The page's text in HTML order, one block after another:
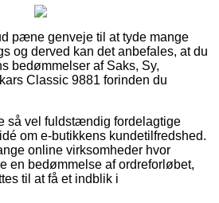
pæne genveje til at tyde mange
og derved kan det anbefales, at du
bedømmelser af Saks, Sy,
Classic 9881 forinden du
så vel fuldstændig fordelagtige
om e-butikkens kundetilfredshed.
online virksomheder hvor
en bedømmelse af ordreforløbet,
til at få et indblik i